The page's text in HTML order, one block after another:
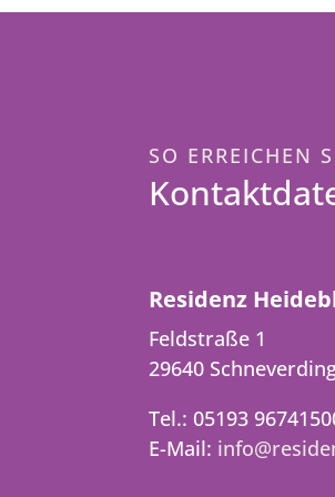
SO ERREICHEN
Residenz
Feldstraße 1
29640
Tel.: 05193
E-Mail: